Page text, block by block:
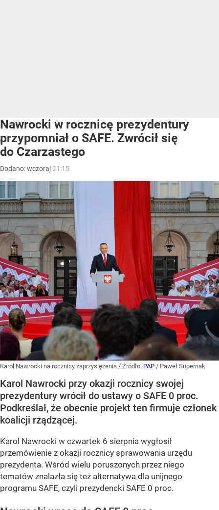
Nawrocki w rocznicę prezydentury
przypomniał o SAFE. Zwrócił się
do Czarzastego
Dodano:wczoraj 21:15
Karol Nawrocki na rocznicy zaprzysiężenia / Źródło: PAP / Paweł Supernak
Karol Nawrocki przy okazji rocznicy swojej
prezydentury wrócił do ustawy o SAFE 0 proc.
Podkreślał, że obecnie projekt ten firmuje członek
koalicji rządzącej.
Karol Nawrocki w czwartek 6 sierpnia wygłosił
przemówienie z okazji rocznicy sprawowania urzędu
prezydenta. Wśród wielu poruszonych przez niego
tematów znalazła się też alternatywa dla unijnego
programu SAFE, czyli prezydencki SAFE 0 proc.